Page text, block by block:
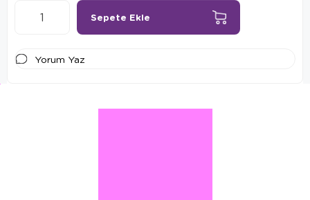
Yorum Yaz